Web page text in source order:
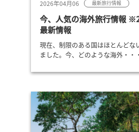
2026年04月06 最新旅行情報
今、人気の海外旅行情報
最新情報
現在、制限のある国はほとんどな
ました。今、どのような海外・・